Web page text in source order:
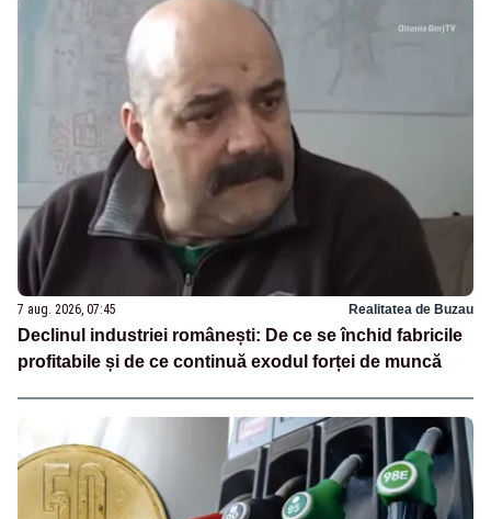
7 aug. 2026, 07:45 Realitatea de Buzau
Declinul industriei românești: De ce se închid fabricile
profitabile și de ce continuă exodul forței de muncă